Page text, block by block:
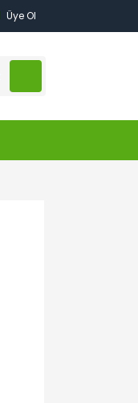
Üye Ol